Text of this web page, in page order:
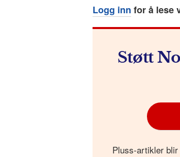
Logg inn for å lese
Støtt
Pluss-artikler